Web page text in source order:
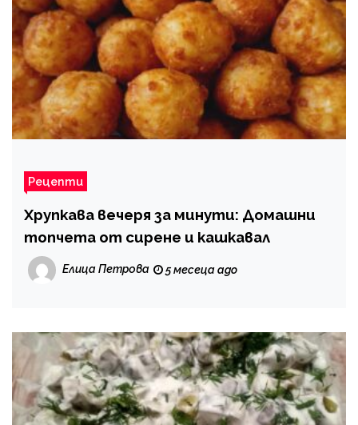
Рецепти
Хрупкава вечеря за минути: Домашни
топчета от сирене и кашкавал
Елица Петрова 5 месеца ago